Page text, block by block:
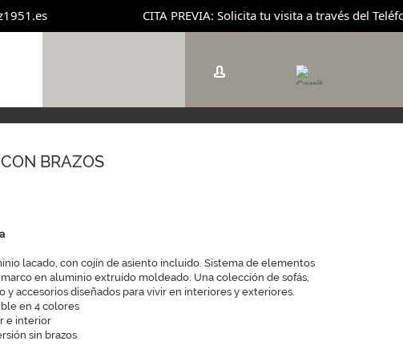
CITA PREVIA: Solicita tu visita a través del
BRAZOS
lacado, con cojín de asiento incluido. Sistema de elementos
en aluminio extruído moldeado. Una colección de sofás,
y accesorios diseñados para vivir en interiores y exteriores.
en 4 colores
e interior
sin brazos